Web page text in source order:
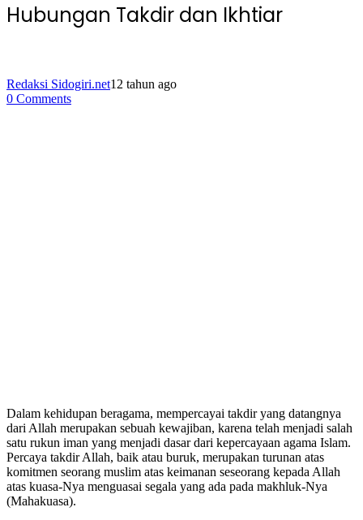
Hubungan Takdir dan Ikhtiar
Redaksi Sidogiri.net12 tahun ago
0 Comments
Dalam kehidupan beragama, mempercayai takdir yang datangnya
dari Allah merupakan sebuah kewajiban, karena telah menjadi salah
satu rukun iman yang menjadi dasar dari kepercayaan agama Islam.
Percaya takdir Allah, baik atau buruk, merupakan turunan atas
komitmen seorang muslim atas keimanan seseorang kepada Allah
atas kuasa-Nya menguasai segala yang ada pada makhluk-Nya
(Mahakuasa).